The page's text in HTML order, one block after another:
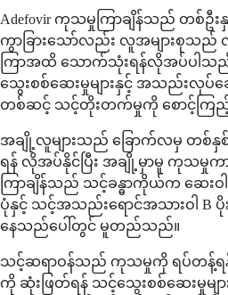
Adefovir ကုသမှုကြာချိန်သည် တစ်ဦ
ကွာခြားသော်လည်း လူအများစုသည် လ
ကြာအထိ သောက်သုံးရန်လိုအပ်ပါသ
သွေးစစ်ဆေးမှုများနှင့် အသည်းလုပ်ဆ
တစ်ဆင့် သင့်တိုးတက်မှုကို စောင့်ကြည့်
အချို့လူများသည် ခြောက်လမှ တစ်နှ
ရန် လိုအပ်နိုင်ပြီး အချို့မှာမူ ကုသမှု
ကြာချိန်သည် သင့်ခန္ဓာကိုယ်က ဆေးဝ
ပုံနှင့် သင့်အသည်းရောင်အသားဝါ B
နေသည်ပေါ်တွင် မူတည်သည်။
သင့်ဆရာဝန်သည် ကုသမှုကို ရပ်တန့်ရ
ကို ဆုံးဖြတ်ရန် သင့်သွေးစစ်ဆေးမှုမျ